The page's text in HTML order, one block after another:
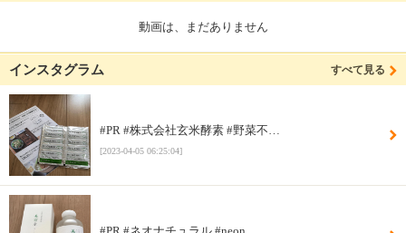
動画は、まだありません
インスタグラム すべて見る
#PR #株式会社玄米酵素 #野菜不…
[2023-04-05 06:25:04]